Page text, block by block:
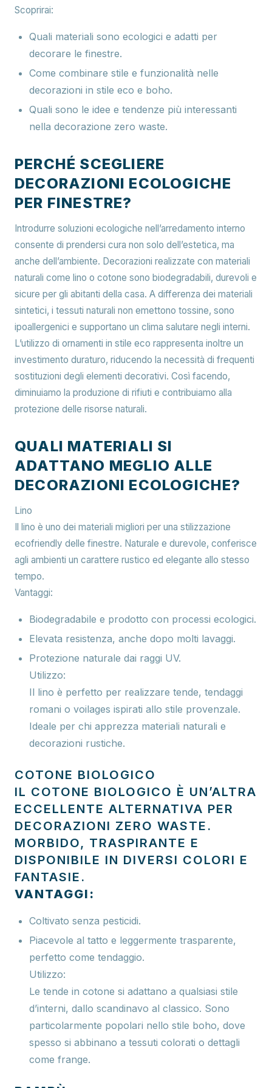
Scoprirai:
Quali materiali sono ecologici e adatti per
decorare le finestre.
Come combinare stile e funzionalità nelle
decorazioni in stile eco e boho.
Quali sono le idee e tendenze più interessanti
nella decorazione zero waste.
PERCHÉ SCEGLIERE
DECORAZIONI ECOLOGICHE
PER FINESTRE?
Introdurre soluzioni ecologiche nell’arredamento interno
consente di prendersi cura non solo dell’estetica, ma
anche dell’ambiente. Decorazioni realizzate con materiali
naturali come lino o cotone sono biodegradabili, durevoli e
sicure per gli abitanti della casa. A differenza dei materiali
sintetici, i tessuti naturali non emettono tossine, sono
ipoallergenici e supportano un clima salutare negli interni.
L’utilizzo di ornamenti in stile eco rappresenta inoltre un
investimento duraturo, riducendo la necessità di frequenti
sostituzioni degli elementi decorativi. Così facendo,
diminuiamo la produzione di rifiuti e contribuiamo alla
protezione delle risorse naturali.
QUALI MATERIALI SI
ADATTANO MEGLIO ALLE
DECORAZIONI ECOLOGICHE?
Lino
Il lino è uno dei materiali migliori per una stilizzazione
ecofriendly delle finestre. Naturale e durevole, conferisce
agli ambienti un carattere rustico ed elegante allo stesso
tempo.
Vantaggi:
Biodegradabile e prodotto con processi ecologici.
Elevata resistenza, anche dopo molti lavaggi.
Protezione naturale dai raggi UV.
Utilizzo:
Il lino è perfetto per realizzare tende, tendaggi
romani o voilages ispirati allo stile provenzale.
Ideale per chi apprezza materiali naturali e
decorazioni rustiche.
COTONE BIOLOGICO
IL COTONE BIOLOGICO È UN’ALTRA
ECCELLENTE ALTERNATIVA PER
DECORAZIONI ZERO WASTE.
MORBIDO, TRASPIRANTE E
DISPONIBILE IN DIVERSI COLORI E
FANTASIE.
VANTAGGI:
Coltivato senza pesticidi.
Piacevole al tatto e leggermente trasparente,
perfetto come tendaggio.
Utilizzo:
Le tende in cotone si adattano a qualsiasi stile
d’interni, dallo scandinavo al classico. Sono
particolarmente popolari nello stile boho, dove
spesso si abbinano a tessuti colorati o dettagli
come frange.